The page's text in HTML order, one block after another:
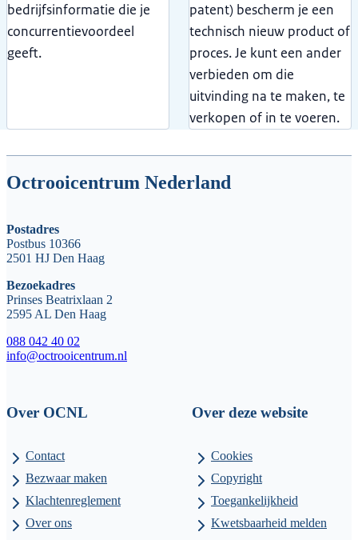
bedrijfsinformatie die je
concurrentievoordeel
geeft.
patent) bescherm je een
technisch nieuw product of
proces. Je kunt een ander
verbieden om die
uitvinding na te maken, te
verkopen of in te voeren.
Octrooicentrum Nederland
Postadres
Postbus 10366
2501 HJ Den Haag
Bezoekadres
Prinses Beatrixlaan 2
2595 AL Den Haag
088 042 40 02
info@octrooicentrum.nl
Over OCNL
Contact
Bezwaar maken
Klachtenreglement
Over ons
Over deze website
Cookies
Copyright
Toegankelijkheid
Kwetsbaarheid melden